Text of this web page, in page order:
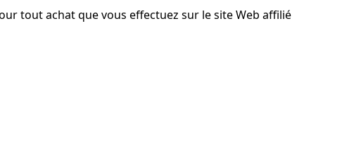
tout achat que vous effectuez sur le site Web affilié